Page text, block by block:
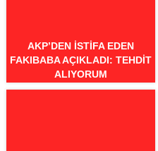
AKP’DEN ISTIFA EDEN
FAKIBABA AÇIKLADI: TEHDIT
ALIYORUM